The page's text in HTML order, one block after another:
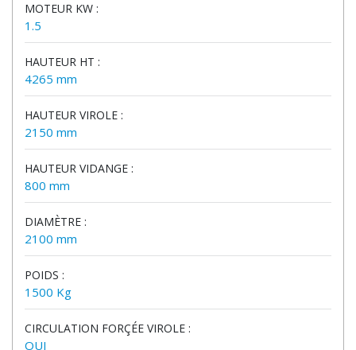
MOTEUR KW :
1.5
HAUTEUR HT :
4265 mm
HAUTEUR VIROLE :
2150 mm
HAUTEUR VIDANGE :
800 mm
DIAMÈTRE :
2100 mm
POIDS :
1500 Kg
CIRCULATION FORÇÉE VIROLE :
OUI